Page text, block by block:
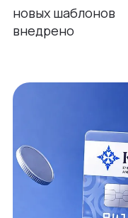
новых шаблонов
внедрено